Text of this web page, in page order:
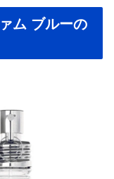
ム ブルーの